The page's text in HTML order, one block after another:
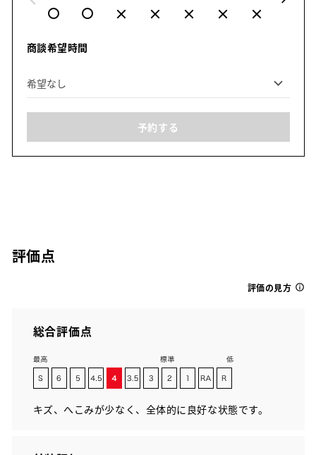
商談希望時間
予約する
評価点
評価の見方
総合評価点
キズ、へこみが少なく、全体的に良好な状態です。